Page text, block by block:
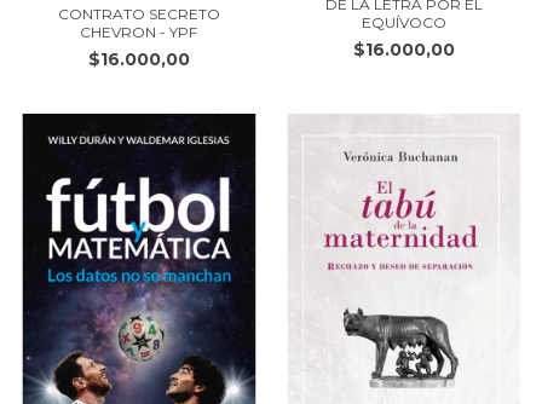
CONTRATO SECRETO
CHEVRON - YPF
$16.000,00
DE LA LETRA POR EL
EQUÍVOCO
$16.000,00